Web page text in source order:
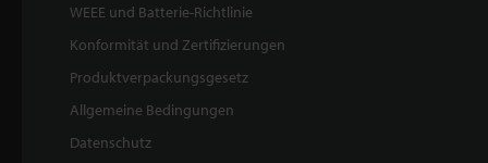
WEEE und Batterie-Richtlinie
Konformität und Zertifizierungen
Produktverpackungsgesetz
Allgemeine Bedingungen
Datenschutz